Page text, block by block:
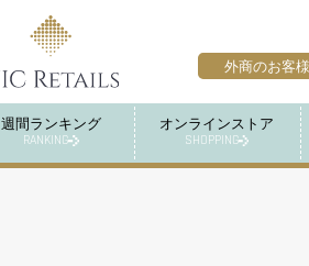
週間ランキング
RANKING
オンラインストア
SHOPPING
外商のお客様